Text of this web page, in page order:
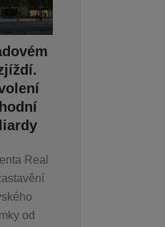
Real
od